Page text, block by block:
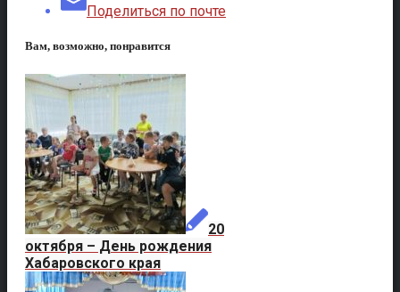
Поделиться по почте
Вам, возможно, понравится
20
октября – День рождения
Хабаровского края